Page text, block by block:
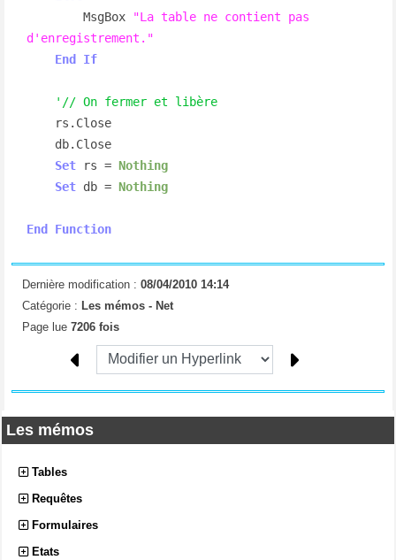
Les mémos
Tables
Requêtes
Formulaires
Etats
        MsgBox
"La table ne contient pas
d'enregistrement."
End If
'// On fermer et libère
Set rs = Nothing
Set db = Nothing
End Function
Dernière modification : 08/04/2010 14:14
Catégorie : Les mémos - Net
Page lue 7206 fois